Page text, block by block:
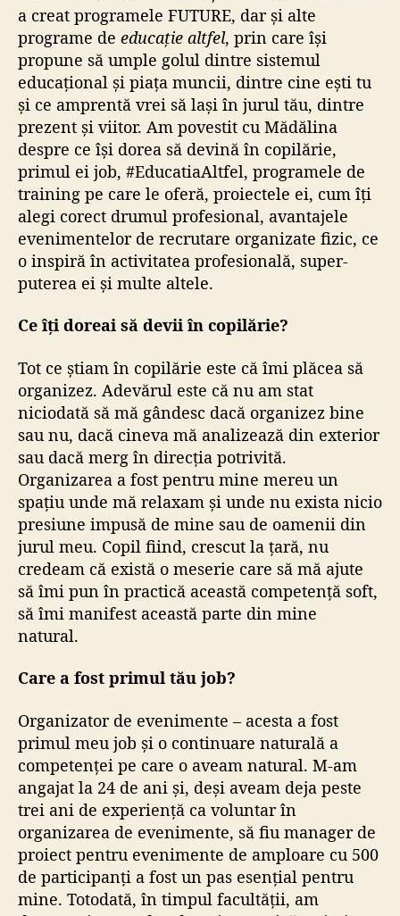
a creat programele FUTURE, dar și alte
programe de educație altfel, prin care își
propune să umple golul dintre sistemul
educațional și piața muncii, dintre cine ești tu
și ce amprentă vrei să lași în jurul tău, dintre
prezent și viitor. Am povestit cu Mădălina
despre ce își dorea să devină în copilărie,
primul ei job, #EducatiaAltfel, programele de
training pe care le oferă, proiectele ei, cum îți
alegi corect drumul profesional, avantajele
evenimentelor de recrutare organizate fizic, ce
o inspiră în activitatea profesională, super-
puterea ei și multe altele.
Ce îți doreai să devii în copilărie?
Tot ce știam în copilărie este că îmi plăcea să
organizez. Adevărul este că nu am stat
niciodată să mă gândesc dacă organizez bine
sau nu, dacă cineva mă analizează din exterior
sau dacă merg în direcția potrivită.
Organizarea a fost pentru mine mereu un
spațiu unde mă relaxam și unde nu exista nicio
presiune impusă de mine sau de oamenii din
jurul meu. Copil fiind, crescut la țară, nu
credeam că există o meserie care să mă ajute
să îmi pun în practică această competență soft,
să îmi manifest această parte din mine
natural.
Care a fost primul tău job?
Organizator de evenimente – acesta a fost
primul meu job și o continuare naturală a
competenței pe care o aveam natural. M-am
angajat la 24 de ani și, deși aveam deja peste
trei ani de experiență ca voluntar în
organizarea de evenimente, să fiu manager de
proiect pentru evenimente de amploare cu 500
de participanți a fost un pas esențial pentru
mine. Totodată, în timpul facultății, am